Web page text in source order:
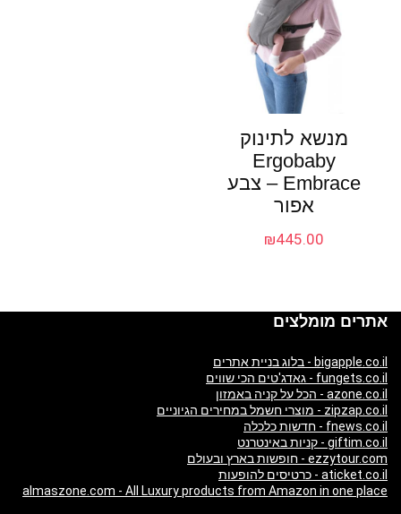
מנשא לתינוק
Ergobaby
Embrace – צבע
אפור
₪445.00
אתרים מומלצים
bigapple.co.il - בלוג בניית אתרים
fungets.co.il - גאדג'טים הכי שווים
azone.co.il - הכל על קניה באמזון
zipzap.co.il - מוצרי חשמל במחירים הגיוניים
fnews.co.il - חדשות כלכלה
giftim.co.il - קניות באינטרנט
ezzytour.com - חופשות בארץ ובעולם
aticket.co.il - כרטיסים להופעות
almaszone.com - All Luxury products from Amazon in one place